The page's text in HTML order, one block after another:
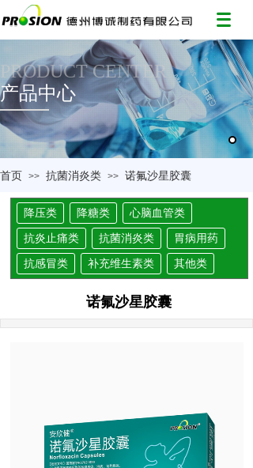
PRODUCT CENTER
产品中心
首页 >> 抗菌消炎类 >> 诺氟沙星胶囊
降压类 降糖类
心脑血管类
抗炎止痛类
抗菌消炎类
胃病用药
抗感冒类
补充维生素类 其他类
诺氟沙星胶囊